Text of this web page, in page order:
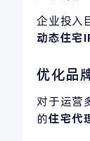
企业投入
动态住宅
优化品
对于运营
的住宅代